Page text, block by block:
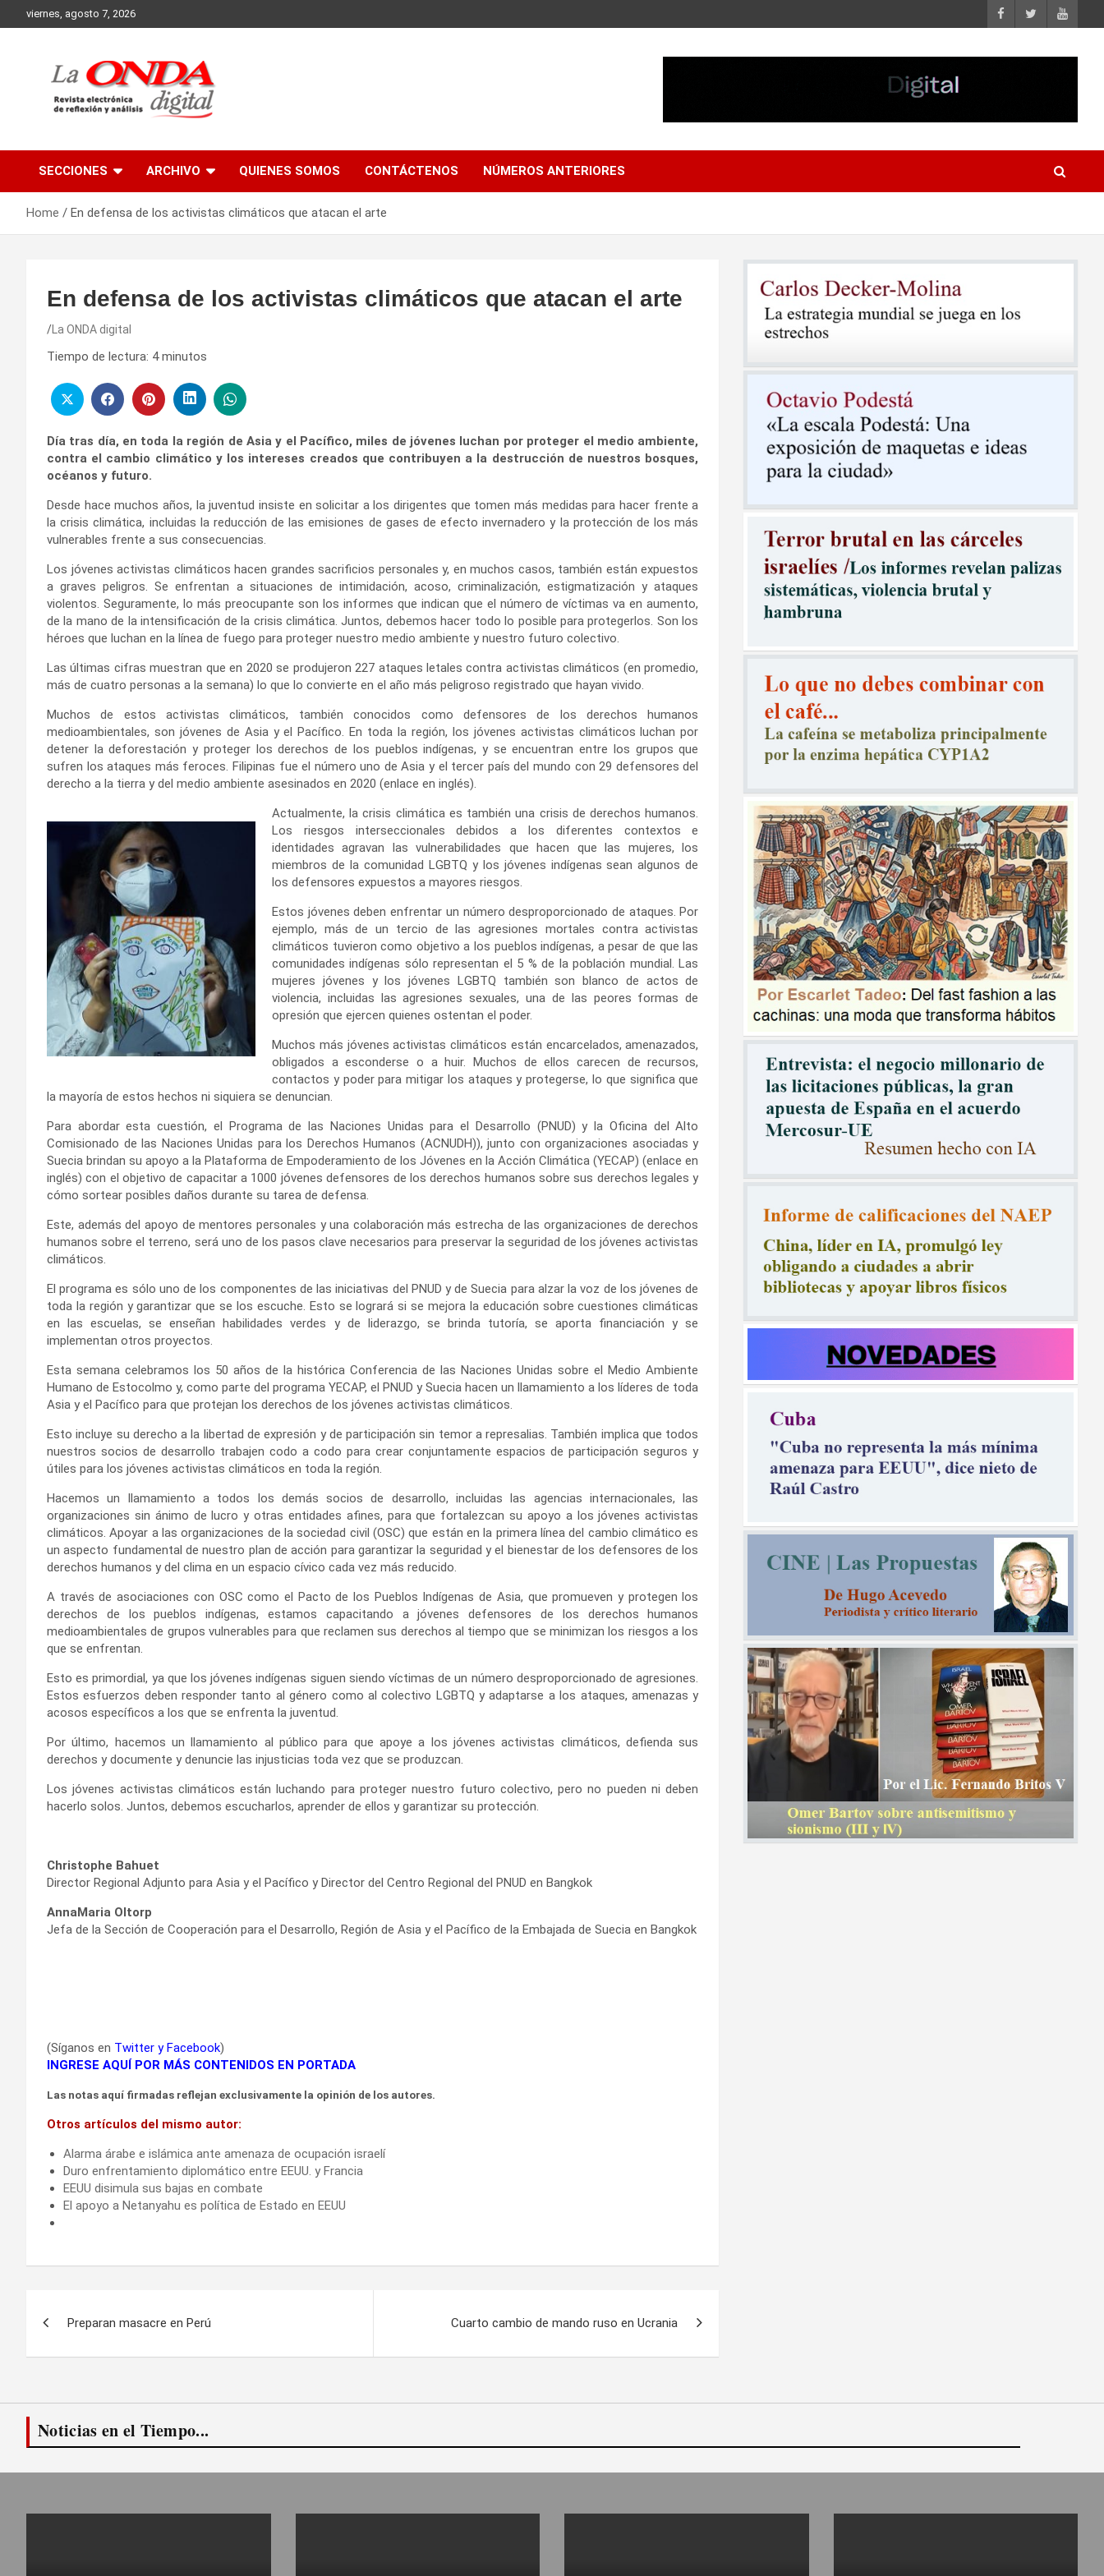
to
viernes, agosto 7, 2026
SECCIONES ARCHIVO QUIENES SOMOS CONTÁCTENOS NÚMEROS ANTERIORES
Home En defensa de los activistas climáticos que atacan el arte
En defensa de los activistas climáticos que atacan el arte
La ONDA digital
Tiempo de lectura: 4 minutos
Día tras día, en toda la región de Asia y el Pacífico, miles de jóvenes luchan por proteger el medio ambiente,
contra el cambio climático y los intereses creados que contribuyen a la destrucción de nuestros bosques,
océanos y futuro.
Desde hace muchos años, la juventud insiste en solicitar a los dirigentes que tomen más medidas para hacer frente a
la crisis climática, incluidas la reducción de las emisiones de gases de efecto invernadero y la protección de los más
vulnerables frente a sus consecuencias.
Los jóvenes activistas climáticos hacen grandes sacrificios personales y, en muchos casos, también están expuestos
a graves peligros. Se enfrentan a situaciones de intimidación, acoso, criminalización, estigmatización y ataques
violentos. Seguramente, lo más preocupante son los informes que indican que el número de víctimas va en aumento,
de la mano de la intensificación de la crisis climática. Juntos, debemos hacer todo lo posible para protegerlos. Son los
héroes que luchan en la línea de fuego para proteger nuestro medio ambiente y nuestro futuro colectivo.
Las últimas cifras muestran que en 2020 se produjeron 227 ataques letales contra activistas climáticos (en promedio,
más de cuatro personas a la semana) lo que lo convierte en el año más peligroso registrado que hayan vivido.
Muchos de estos activistas climáticos, también conocidos como defensores de los derechos humanos
medioambientales, son jóvenes de Asia y el Pacífico. En toda la región, los jóvenes activistas climáticos luchan por
detener la deforestación y proteger los derechos de los pueblos indígenas, y se encuentran entre los grupos que
sufren los ataques más feroces. Filipinas fue el número uno de Asia y el tercer país del mundo con 29 defensores del
derecho a la tierra y del medio ambiente asesinados en 2020 (enlace en inglés).
Actualmente, la crisis climática es también una crisis de derechos humanos.
Los riesgos interseccionales debidos a los diferentes contextos e
identidades agravan las vulnerabilidades que hacen que las mujeres, los
miembros de la comunidad LGBTQ y los jóvenes indígenas sean algunos de
los defensores expuestos a mayores riesgos.
Estos jóvenes deben enfrentar un número desproporcionado de ataques. Por
ejemplo, más de un tercio de las agresiones mortales contra activistas
climáticos tuvieron como objetivo a los pueblos indígenas, a pesar de que las
comunidades indígenas sólo representan el 5 % de la población mundial. Las
mujeres jóvenes y los jóvenes LGBTQ también son blanco de actos de
violencia, incluidas las agresiones sexuales, una de las peores formas de
opresión que ejercen quienes ostentan el poder.
Muchos más jóvenes activistas climáticos están encarcelados, amenazados,
obligados a esconderse o a huir. Muchos de ellos carecen de recursos,
contactos y poder para mitigar los ataques y protegerse, lo que significa que
la mayoría de estos hechos ni siquiera se denuncian.
Para abordar esta cuestión, el Programa de las Naciones Unidas para el Desarrollo (PNUD) y la Oficina del Alto
Comisionado de las Naciones Unidas para los Derechos Humanos (ACNUDH)), junto con organizaciones asociadas y
Suecia brindan su apoyo a la Plataforma de Empoderamiento de los Jóvenes en la Acción Climática (YECAP) (enlace en
inglés) con el objetivo de capacitar a 1000 jóvenes defensores de los derechos humanos sobre sus derechos legales y
cómo sortear posibles daños durante su tarea de defensa.
Este, además del apoyo de mentores personales y una colaboración más estrecha de las organizaciones de derechos
humanos sobre el terreno, será uno de los pasos clave necesarios para preservar la seguridad de los jóvenes activistas
climáticos.
El programa es sólo uno de los componentes de las iniciativas del PNUD y de Suecia para alzar la voz de los jóvenes de
toda la región y garantizar que se los escuche. Esto se logrará si se mejora la educación sobre cuestiones climáticas
en las escuelas, se enseñan habilidades verdes y de liderazgo, se brinda tutoría, se aporta financiación y se
implementan otros proyectos.
Esta semana celebramos los 50 años de la histórica Conferencia de las Naciones Unidas sobre el Medio Ambiente
Humano de Estocolmo y, como parte del programa YECAP, el PNUD y Suecia hacen un llamamiento a los líderes de toda
Asia y el Pacífico para que protejan los derechos de los jóvenes activistas climáticos.
Esto incluye su derecho a la libertad de expresión y de participación sin temor a represalias. También implica que todos
nuestros socios de desarrollo trabajen codo a codo para crear conjuntamente espacios de participación seguros y
útiles para los jóvenes activistas climáticos en toda la región.
Hacemos un llamamiento a todos los demás socios de desarrollo, incluidas las agencias internacionales, las
organizaciones sin ánimo de lucro y otras entidades afines, para que fortalezcan su apoyo a los jóvenes activistas
climáticos. Apoyar a las organizaciones de la sociedad civil (OSC) que están en la primera línea del cambio climático es
un aspecto fundamental de nuestro plan de acción para garantizar la seguridad y el bienestar de los defensores de los
derechos humanos y del clima en un espacio cívico cada vez más reducido.
A través de asociaciones con OSC como el Pacto de los Pueblos Indígenas de Asia, que promueven y protegen los
derechos de los pueblos indígenas, estamos capacitando a jóvenes defensores de los derechos humanos
medioambientales de grupos vulnerables para que reclamen sus derechos al tiempo que se minimizan los riesgos a los
que se enfrentan.
Esto es primordial, ya que los jóvenes indígenas siguen siendo víctimas de un número desproporcionado de agresiones.
Estos esfuerzos deben responder tanto al género como al colectivo LGBTQ y adaptarse a los ataques, amenazas y
acosos específicos a los que se enfrenta la juventud.
Por último, hacemos un llamamiento al público para que apoye a los jóvenes activistas climáticos, defienda sus
derechos y documente y denuncie las injusticias toda vez que se produzcan.
Los jóvenes activistas climáticos están luchando para proteger nuestro futuro colectivo, pero no pueden ni deben
hacerlo solos. Juntos, debemos escucharlos, aprender de ellos y garantizar su protección.
Christophe Bahuet
Director Regional Adjunto para Asia y el Pacífico y Director del Centro Regional del PNUD en Bangkok
AnnaMaria Oltorp
Jefa de la Sección de Cooperación para el Desarrollo, Región de Asia y el Pacífico de la Embajada de Suecia en Bangkok
(Síganos en Twitter yFacebook)
INGRESE AQUÍ POR MÁS CONTENIDOS EN PORTADA
Las notas aquí firmadas reflejan exclusivamente la opinión de los autores.
Otros artículos del mismo autor:
Alarma árabe e islámica ante amenaza de ocupación israelí
Duro enfrentamiento diplomático entre EEUU. y Francia
EEUU disimula sus bajas en combate
El apoyo a Netanyahu es política de Estado en EEUU
Preparan masacre en Perú Cuarto cambio de mando ruso en Ucrania
Noticias en el Tiempo...